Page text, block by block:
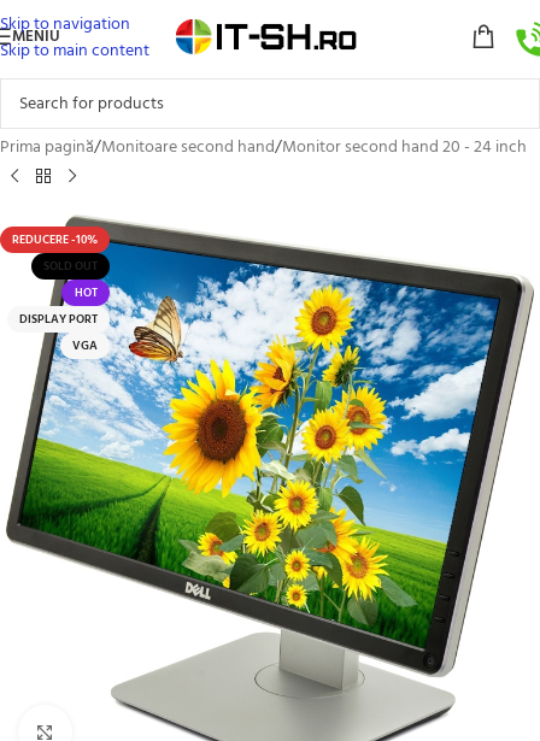
Skip to navigation
Skip to main content
MENIU
Prima pagină/Monitoare second hand/Monitor second hand 20 - 24 inch
REDUCERE -10%
SOLD OUT
HOT
DISPLAY PORT
VGA
Click to enlarge